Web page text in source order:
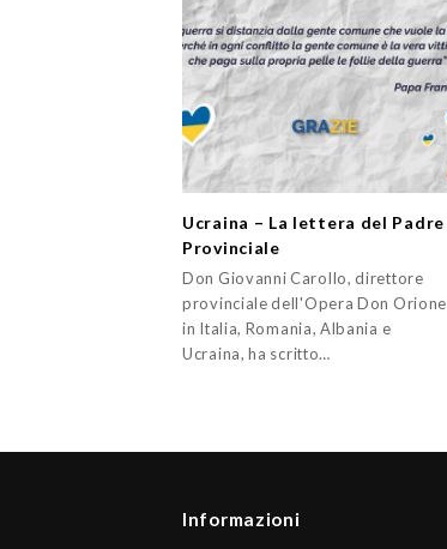
Ucraina – La lettera del Padre
Provinciale
Don Giovanni Carollo, direttore
provinciale dell'Opera Don Orione
in Italia, Romania, Albania e
Ucraina, ha scritto…
Informazioni